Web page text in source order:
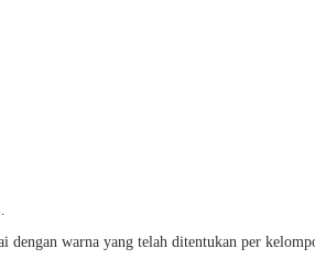
dengan warna yang telah ditentukan per